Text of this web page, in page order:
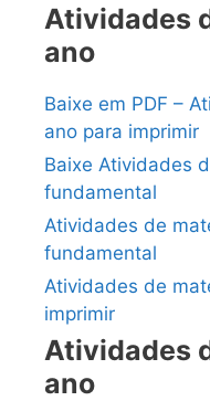
Atividades
ano
Baixe em PDF –
ano para imprimir
Baixe Atividades
fundamental
Atividades de
fundamental
Atividades de
imprimir
Atividades
ano